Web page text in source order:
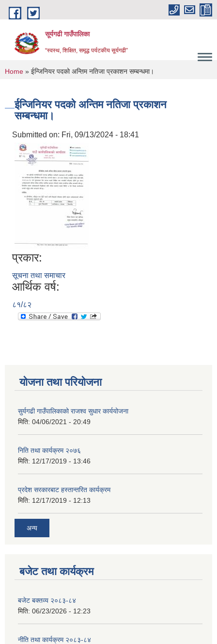
Skip to main content
सूर्यगढी गाउँपालिका
“स्वस्थ, शिक्षित, समृद्ध पर्यटकीय सूर्यगढी”
You are here
Home » ईन्जिनियर पदको अन्तिम नतिजा प्रकाशन सम्बन्धमा।
ईन्जिनियर पदको अन्तिम नतिजा प्रकाशन
सम्बन्धमा।
Submitted on: Fri, 09/13/2024 - 18:41
प्रकार:
सूचना तथा समाचार
आर्थिक वर्ष:
८१/८२
योजना तथा परियोजना
सुर्यगढी गाउँपालिकाको राजश्व सुधार कार्ययोजना
मिति: 04/06/2021 - 20:49
निति तथा कार्यक्रम २०७६
मिति: 12/17/2019 - 13:46
प्रदेश सरकारबाट हस्तान्तरित कार्यक्रम
मिति: 12/17/2019 - 12:13
अन्य
बजेट तथा कार्यक्रम
बजेट बक्तव्य २०८३-८४
मिति: 06/23/2026 - 12:23
नीति तथा कार्यक्रम २०८३-८४